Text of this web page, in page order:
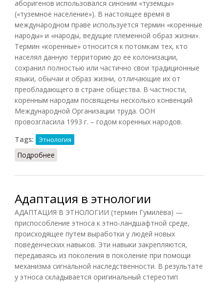
аборигенов использовался синоним «туземцы»
(«туземное население»). В настоящее время в
международном праве используется термин «коренные
народы» и «народы, ведущие племенной образ жизни».
Термин «коренные» относится к потомкам тех, кто
населял данную территорию до ее колонизации,
сохранил полностью или частично свои традиционные
языки, обычаи и образ жизни, отличающие их от
преобладающего в стране общества. В частности,
коренным народам посвящены несколько конвенций
Международной Организации труда. ООН
провозгласила 1993 г. – годом коренных народов.
Tags:
Этнология
Подробнее
Адаптация в этнологии
АДАПТАЦИЯ В ЭТНОЛОГИИ (термин Гумилёва) —
приспособление этноса к этно-ландшафтной среде,
происходящее путем выработки у людей новых
поведенческих навыков. Эти навыки закрепляются,
передаваясь из поколения в поколение при помощи
механизма сигнальной наследственности. В результате
у этноса складывается оригинальный стереотип